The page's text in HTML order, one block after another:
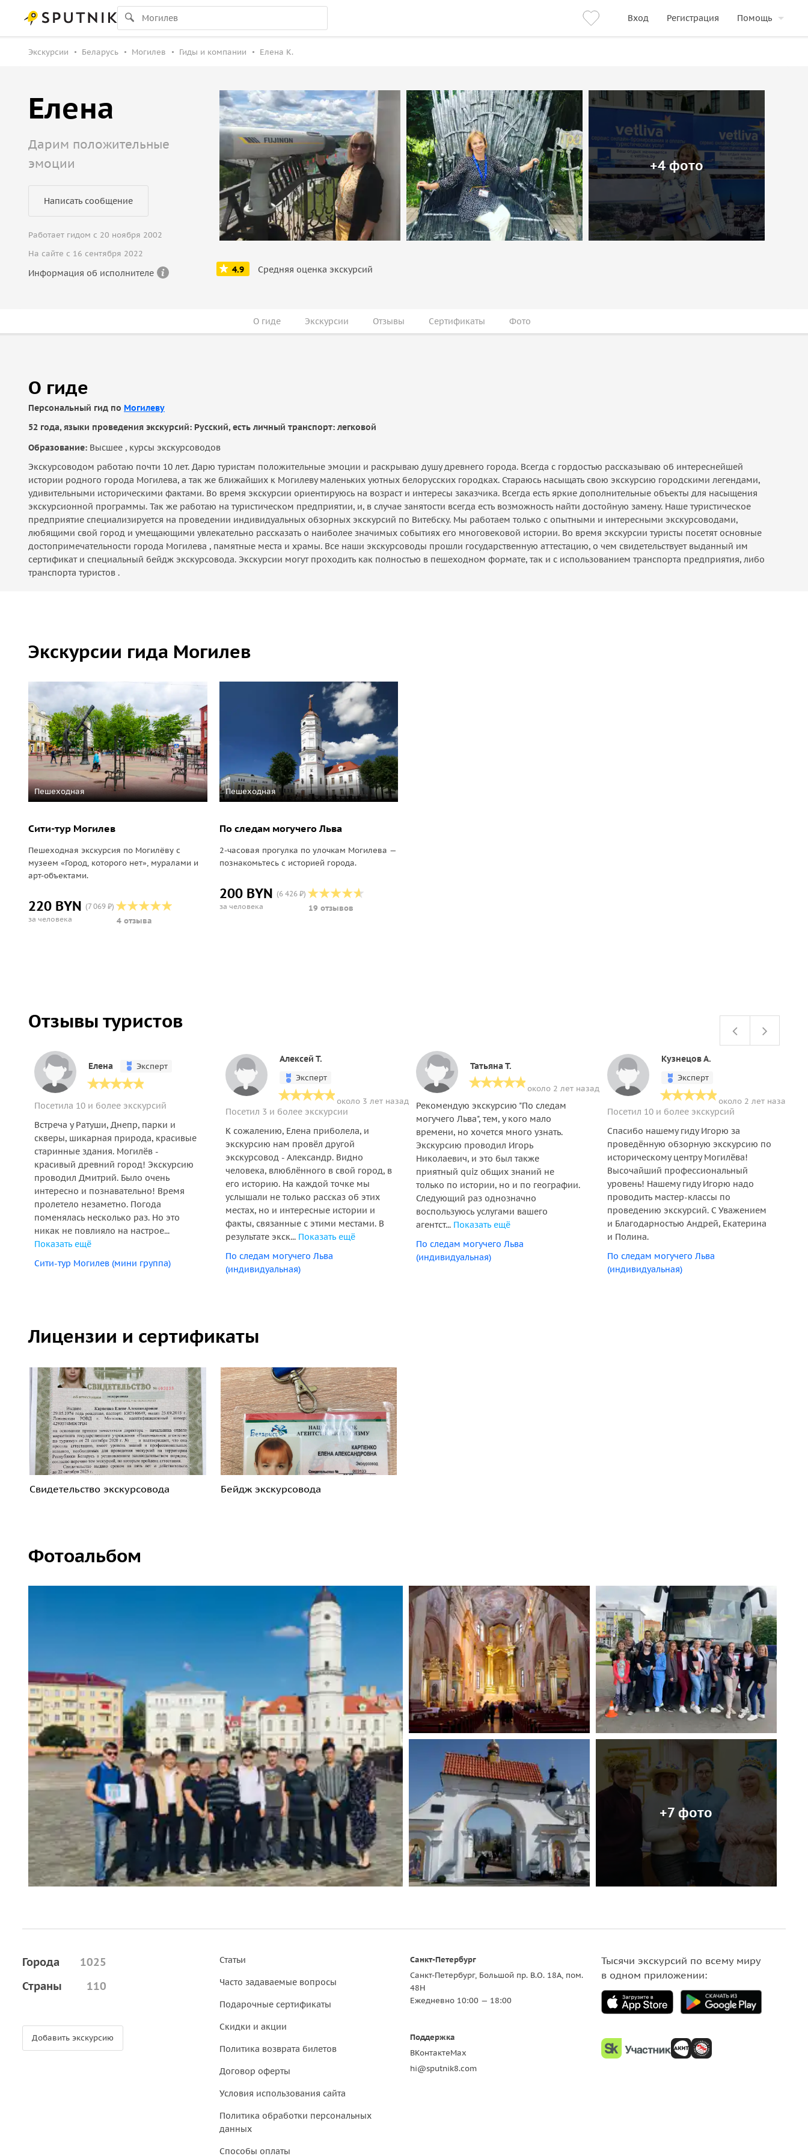
Вход Регистрация Помощь
Экскурсии Беларусь Могилев Гиды и компании Елена К.
Елена
Дарим положительные
эмоции
Написать сообщение
Работает гидом с 20 ноября 2002
На сайте с 16 сентября 2022
Информация об исполнителе
+4 фото
4.9
О гиде Экскурсии Отзывы Сертификаты Фото
О гиде
Персональный гид по Могилеву
52 года, языки проведения экскурсий: Русский, есть личный транспорт: легковой
Образование: Высшее , курсы экскурсоводов
Экскурсоводом работаю почти 10 лет. Дарю туристам положительные эмоции и раскрываю душу древнего города. Всегда с гордостью рассказываю об интереснейшей
истории родного города Могилева, а так же ближайших к Могилеву маленьких уютных белорусских городках. Стараюсь насыщать свою экскурсию городскими легендами,
удивительными историческими фактами. Во время экскурсии ориентируюсь на возраст и интересы заказчика. Всегда есть яркие дополнительные объекты для насыщения
экскурсионной программы. Так же работаю на туристическом предприятии, и, в случае занятости всегда есть возможность найти достойную замену. Наше туристическое
предприятие специализируется на проведении индивидуальных обзорных экскурсий по Витебску. Мы работаем только с опытными и интересными экскурсоводами,
любящими свой город и умещающими увлекательно рассказать о наиболее значимых событиях его многовековой истории. Во время экскурсии туристы посетят основные
достопримечательности города Могилева , памятные места и храмы. Все наши экскурсоводы прошли государственную аттестацию, о чем свидетельствует выданный им
сертификат и специальный бейдж экскурсовода. Экскурсии могут проходить как полностью в пешеходном формате, так и с использованием транспорта предприятия, либо
транспорта туристов .
Экскурсии гида Могилев
Пешеходная
Сити-тур Могилев
Пешеходная экскурсия по Могилёву с
музеем «Город, которого нет», муралами и
арт-объектами.
220 BYN (7 069 ₽)
за человека
4 отзыва
Пешеходная
По следам могучего Льва
2-часовая прогулка по улочкам Могилева —
познакомьтесь с историей города.
200 BYN (6 426 ₽)
за человека
19 отзывов
Отзывы туристов
Елена Эксперт
Посетила 10 и более экскурсий
Встреча у Ратуши, Днепр, парки и
скверы, шикарная природа, красивые
старинные здания. Могилёв -
красивый древний город! Экскурсию
проводил Дмитрий. Было очень
интересно и познавательно! Время
пролетело незаметно. Погода
поменялась несколько раз. Но это
никак не повлияло на настрое...
Показать ещё
Сити-тур Могилев (мини группа)
Алексей Т.
Эксперт
около 3 лет назад
Посетил 3 и более экскурсии
К сожалению, Елена приболела, и
экскурсию нам провёл другой
экскурсовод - Александр. Видно
человека, влюблённого в свой город, в
его историю. На каждой точке мы
услышали не только рассказ об этих
местах, но и интересные истории и
факты, связанные с этими местами. В
результате экск... Показать ещё
По следам могучего Льва
(индивидуальная)
Татьяна Т.
около 2 лет назад
Рекомендую экскурсию "По следам
могучего Льва", тем, у кого мало
времени, но хочется много узнать.
Экскурсию проводил Игорь
Николаевич, и это был также
приятный quiz общих знаний не
только по истории, но и по географии.
Следующий раз однозначно
воспользуюсь услугами вашего
агентст... Показать ещё
По следам могучего Льва
(индивидуальная)
Кузнецов А.
Эксперт
около 2 лет назад
Посетил 10 и более экскурсий
Спасибо нашему гиду Игорю за
проведённую обзорную экскурсию по
историческому центру Могилёва!
Высочайший профессиональный
уровень! Нашему гиду Игорю надо
проводить мастер-классы по
проведению экскурсий. С Уважением
и Благодарностью Андрей, Екатерина
и Полина.
По следам могучего Льва
(индивидуальная)
Лицензии и сертификаты
Свидетельство экскурсовода Бейдж экскурсовода
Фотоальбом
+7 фото
Города
1025
Страны
110
Добавить экскурсию
Статьи
Часто задаваемые вопросы
Подарочные сертификаты
Скидки и акции
Политика возврата билетов
Договор оферты
Условия использования сайта
Политика обработки персональных
данных
Способы оплаты
Санкт-Петербург
Санкт-Петербург, Большой пр. В.О. 18A, пом.
48Н
Ежедневно 10:00 — 18:00
Поддержка
ВКонтактеMax
hi@sputnik8.com
Тысячи экскурсий по всему миру
в одном приложении: